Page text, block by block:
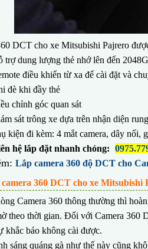
DCT cho xe Mitsubishi Pajrero
trợ dung lượng thẻ nhớ lên đến
điều khiển từ xa để cài đặt và
đè khi đầy thẻ
chỉnh góc quan sát
sát trông xe dựa trên nhận diện
kiện đi kèm: 4 mắt camera, dây nối,
hệ lắp đặt nhanh chóng:
Lắp camera 360 độ DCT cho
360 DCT cho xe Mitsubishi
Camera 360 thông thường thì
theo thời gian. Đối với Camera 360
khắc báo không cài được.
sáng quáng gà như thế này cũng